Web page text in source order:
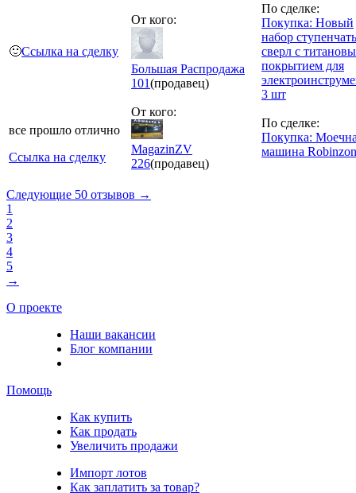
🙂Ссылка на сделку
От кого:
Большая Распродажа
101(продавец)
По сделке:
Покупка: Новый
набор
сверл с
покрытием для
3 шт
все прошло отлично
Ссылка на сделку
От кого:
MagazinZV
226(продавец)
По сделке:
Покупка:
машина Robinzon
Следующие 50 отзывов →
1
2
3
4
5
→
О проекте
Наши вакансии
Блог компании
Помощь
Как купить
Как продать
Увеличить продажи
Импорт лотов
Как заплатить за товар?